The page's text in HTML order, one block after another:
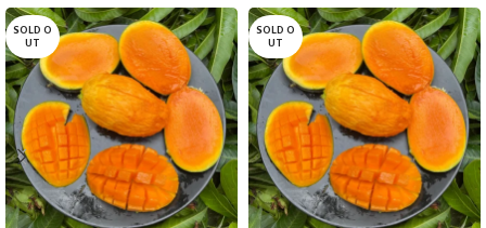
SOLD O
UT
SOLD O
UT